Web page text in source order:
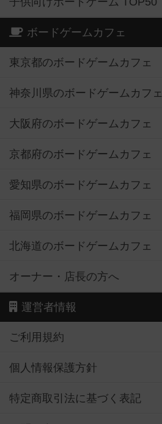
ボードゲームカフェ
東京都のボードゲームカフェ
神奈川県のボードゲームカフェ
大阪府のボードゲームカフェ
京都府のボードゲームカフェ
愛知県のボードゲームカフェ
福岡県のボードゲームカフェ
北海道のボードゲームカフェ
オーナー・店長の方へ
運営者情報
ご利用規約
個人情報保護方針
特定商取引法に基づく表記